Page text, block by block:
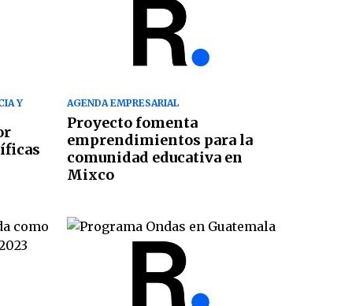
Y
AGENDA EMPRESARIAL
Proyecto fomenta
emprendimientos para la
comunidad educativa en
Mixco